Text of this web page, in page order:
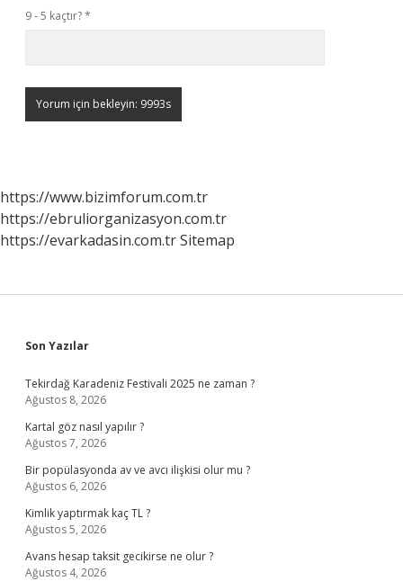
9 - 5 kaçtır?*
https://www.bizimforum.com.tr
https://ebruliorganizasyon.com.tr
https://evarkadasin.com.trSitemap
Sidebar
Son Yazılar
Tekirdağ Karadeniz Festivali 2025 ne zaman ?
Ağustos 8, 2026
Kartal göz nasıl yapılır ?
Ağustos 7, 2026
Bir popülasyonda av ve avcı ilişkisi olur mu ?
Ağustos 6, 2026
Kimlik yaptırmak kaç TL ?
Ağustos 5, 2026
Avans hesap taksit gecikirse ne olur ?
Ağustos 4, 2026